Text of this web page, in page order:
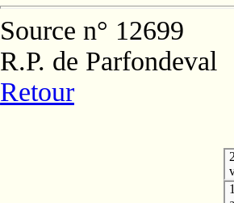
Source n° 12699
R.P. de Parfondeval
Retour